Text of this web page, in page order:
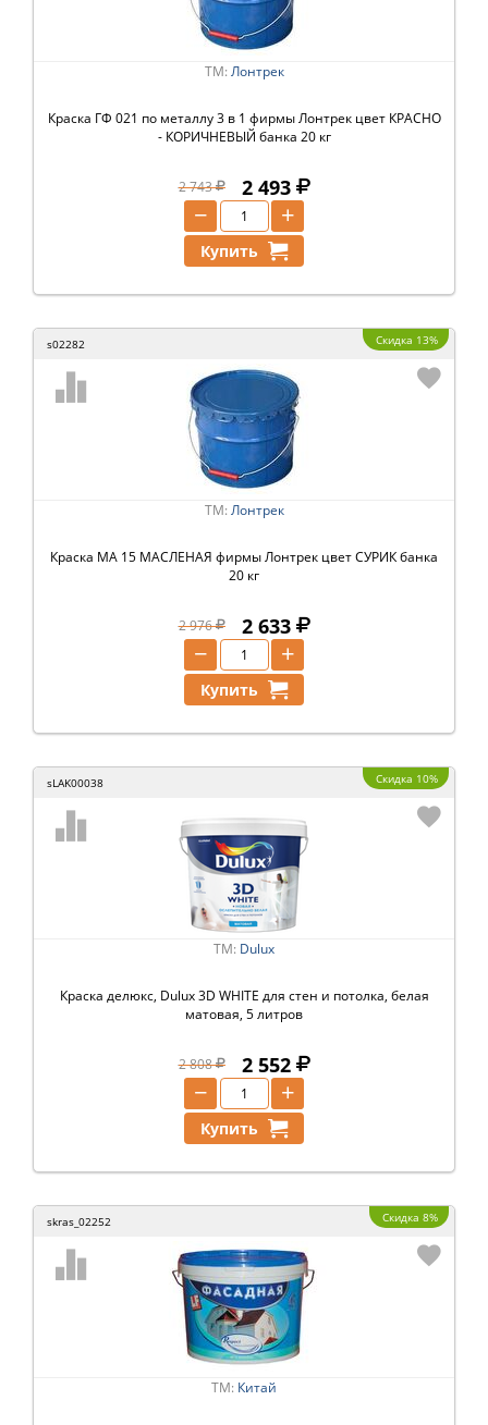
ТМ: Лонтрек
Краска ГФ 021 по металлу 3 в 1 фирмы Лонтрек цвет КРАСНО
- КОРИЧНЕВЫЙ банка 20 кг
2 743 2 493
+
−
Купить
s02282 Скидка 13%
ТМ: Лонтрек
Краска МА 15 МАСЛЕНАЯ фирмы Лонтрек цвет СУРИК банка
20 кг
2 976 2 633
+
−
Купить
sLAK00038 Скидка 10%
ТМ: Dulux
Краска делюкс, Dulux 3D WHITE для стен и потолка, белая
матовая, 5 литров
2 808 2 552
+
−
Купить
skras_02252 Скидка 8%
ТМ: Китай